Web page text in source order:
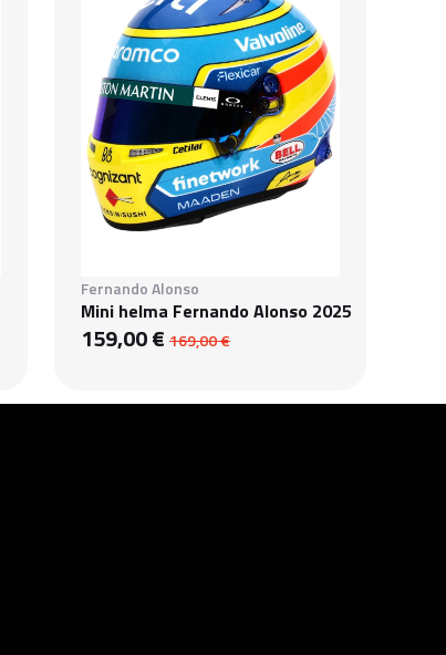
Fernando Alonso
Mini helma Fernando Alonso 2025
159,00 € 169,00 €